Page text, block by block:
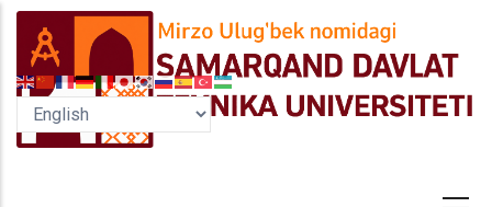
Skip
main
content